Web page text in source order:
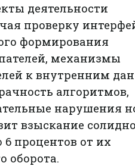
деятельности
проверку
формирования
механизмы
к внутренним
алгоритмов,
нарушения
взыскание
процентов от их
оборота.